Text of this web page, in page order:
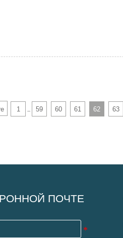
1 ... 59 60 61 62 63
ПОЧТЕ